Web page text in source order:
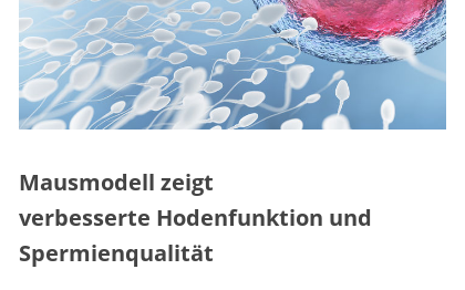
Mausmodell zeigt
verbesserte Hodenfunktion und
Spermienqualität